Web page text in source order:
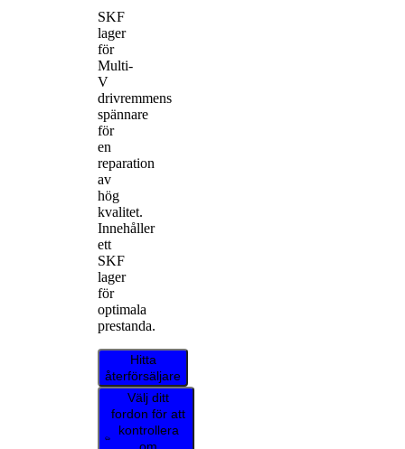
SKF
lager
för
Multi-
V
drivremmens
spännare
för
en
reparation
av
hög
kvalitet.
Innehåller
ett
SKF
lager
för
optimala
prestanda.
Hitta
återförsäljare
Välj ditt
fordon för att
kontrollera